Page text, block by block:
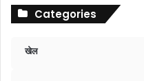
Categories
खेल